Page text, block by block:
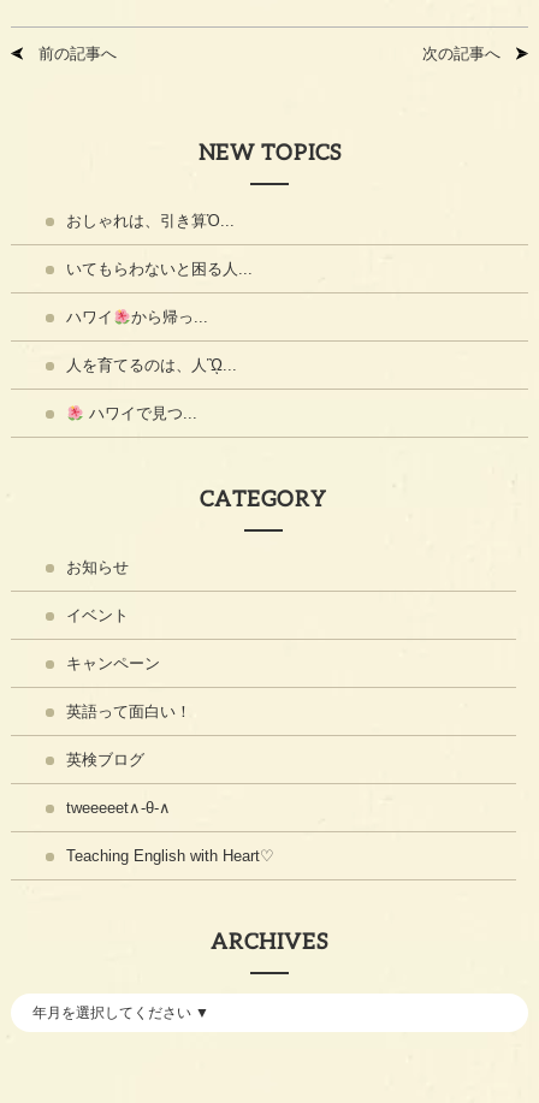
前の記事へ 次の記事へ
NEW TOPICS
おしゃれは、引き算Ὀ...
いてもらわないと困る人...
ハワイ から帰っ...
人を育てるのは、人ᾫ...
ハワイで見つ...
CATEGORY
お知らせ
イベント
キャンペーン
英語って面白い！
英検ブログ
tweeeeet∧-θ-∧
Teaching English with Heart♡
ARCHIVES